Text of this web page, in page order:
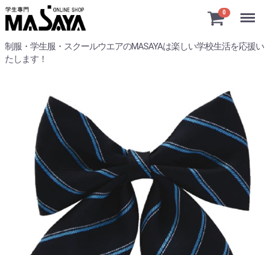
制服・学生服・スクールウエアのMASAYAは楽しい学校生活を応援い
たします！
0 Menu